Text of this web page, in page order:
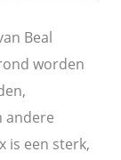
Beal
worden
andere
is een sterk,